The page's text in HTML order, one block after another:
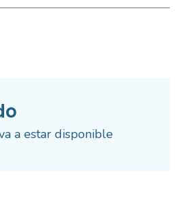
a estar disponible